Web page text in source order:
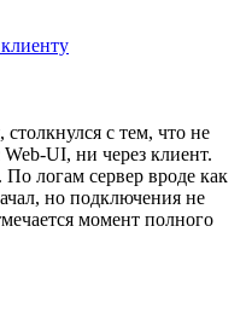
с тем, что не
UI, ни через клиент.
логам сервер вроде как
но подключения не
момент полного